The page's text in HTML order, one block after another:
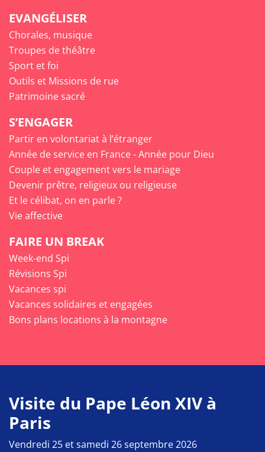
EVANGÉLISER
Chorales, musique
Troupes de théâtre
Sport et foi
Outils et Missions de rue
Patrimoine sacré
S’ENGAGER
Partir en volontariat à l’étranger
Année de service en France - Année pour Dieu
Couple et engagement vers le mariage
Devenir prêtre, religieux ou religieuse
Et le célibat, on en parle ?
Vie affective
FAIRE UN BREAK
Week-end Spi
Révisions Spi
Vacances spi
Vacances solidaires et engagées
Bons plans locations à la montagne
Visite du Pape Léon XIV à
Paris
Vendredi 25 et samedi 26 septembre 2026